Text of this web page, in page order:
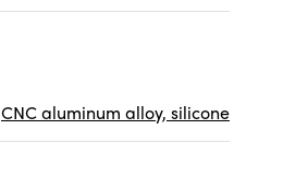
CNC aluminum alloy, silicone